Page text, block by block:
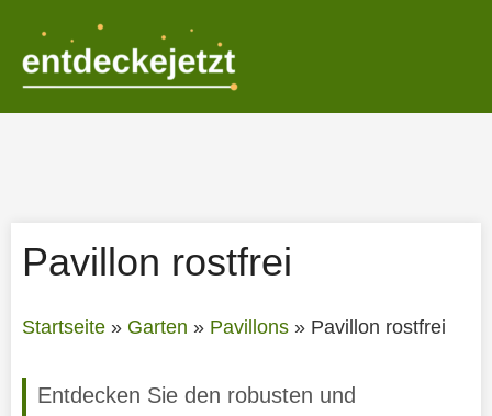
springen
Pavillon rostfrei
Startseite» Garten » Pavillons» Pavillon rostfrei
Entdecken Sie den robusten und